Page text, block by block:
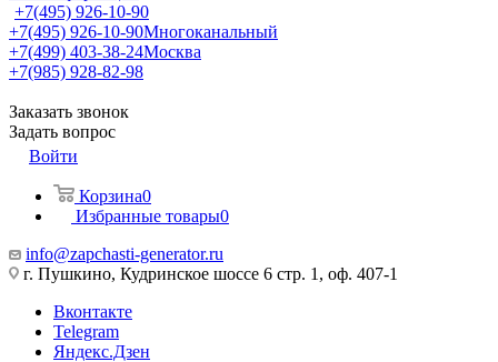
+7(495) 926-10-90
+7(495) 926-10-90Многоканальный
+7(499) 403-38-24Москва
+7(985) 928-82-98
Заказать звонок
Задать вопрос
Войти
Корзина0
Избранные товары0
info@zapchasti-generator.ru
г. Пушкино, Кудринское шоссе 6 стр. 1, оф. 407-1
Вконтакте
Telegram
Яндекс.Дзен